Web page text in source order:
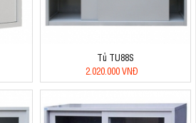
Tủ TU88S
2.020.000 VNĐ